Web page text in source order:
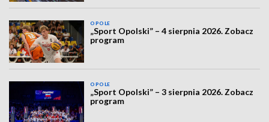
OPOLE
„Sport Opolski” – 4 sierpnia 2026. Zobacz
program
OPOLE
„Sport Opolski” – 3 sierpnia 2026. Zobacz
program